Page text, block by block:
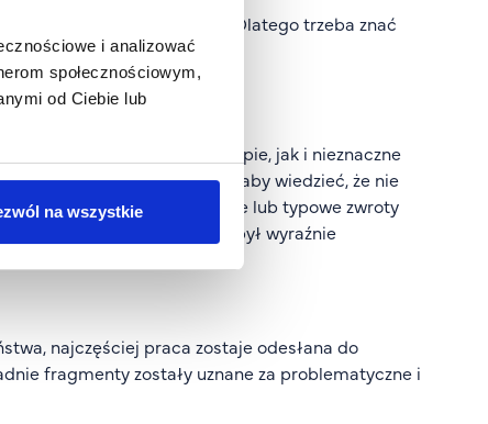
i analizować
społecznościowym,
od Ciebie lub
na wszystkie
wymagają sprawdzenia. Dlatego trzeba znać
oznaczenia.
zarówno dosłowne kopie, jak i nieznaczne
pracy. Ważne jednak, aby wiedzieć, że nie
cytaty prawidłowo oznaczone lub typowe zwroty
jest, aby dany fragment był wyraźnie
najczęściej praca zostaje odesłana do
fragmenty zostały uznane za problematyczne i